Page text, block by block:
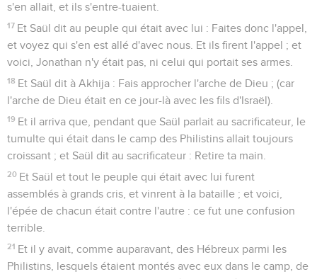
s'en allait, et ils s'entre-tuaient.
17 Et Saül dit au peuple qui était avec lui : Faites donc l'appel,
et voyez qui s'en est allé d'avec nous. Et ils firent l'appel ; et
voici, Jonathan n'y était pas, ni celui qui portait ses armes.
18 Et Saül dit à Akhija : Fais approcher l'arche de Dieu ; (car
l'arche de Dieu était en ce jour-là avec les fils d'Israël).
19 Et il arriva que, pendant que Saül parlait au sacrificateur, le
tumulte qui était dans le camp des Philistins allait toujours
croissant ; et Saül dit au sacrificateur : Retire ta main.
20 Et Saül et tout le peuple qui était avec lui furent
assemblés à grands cris, et vinrent à la bataille ; et voici,
l'épée de chacun était contre l'autre : ce fut une confusion
terrible.
21 Et il y avait, comme auparavant, des Hébreux parmi les
Philistins, lesquels étaient montés avec eux dans le camp, de